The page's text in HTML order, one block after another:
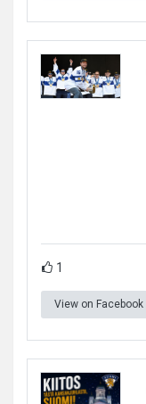
1
View on Facebook